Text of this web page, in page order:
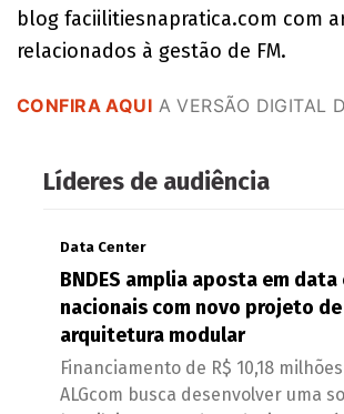
blog faciilitiesnapratica.com com
relacionados à gestão de FM.
CONFIRA AQUI A VERSÃO DIGITAL
Líderes de audiência
Data Center
BNDES amplia aposta em
nacionais com novo projeto de
arquitetura modular
Financiamento de R$ 10,18
ALGcom busca desenvolver uma